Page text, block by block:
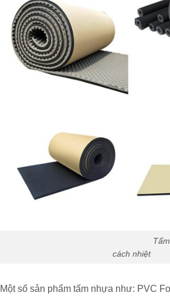
Tấm
cách nhiệt
Một số sản phẩm tấm nhựa như: PVC